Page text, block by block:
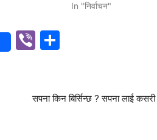
In "निर्वाचन"
Viber
सपना किन बिर्सिन्छ ? सपना लाई